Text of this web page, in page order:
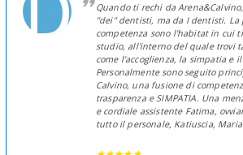
Quando ti rechi da
"dei" dentisti, ma da I dentisti. La
competenza sono l'habitat in cui
studio, all'interno del quale trovi
come l'accoglienza, la simpatia e
Personalmente sono seguito
Calvino, una fusione di
trasparenza e SIMPATIA. Una
e cordiale assistente Fatima,
tutto il personale, Katiuscia,